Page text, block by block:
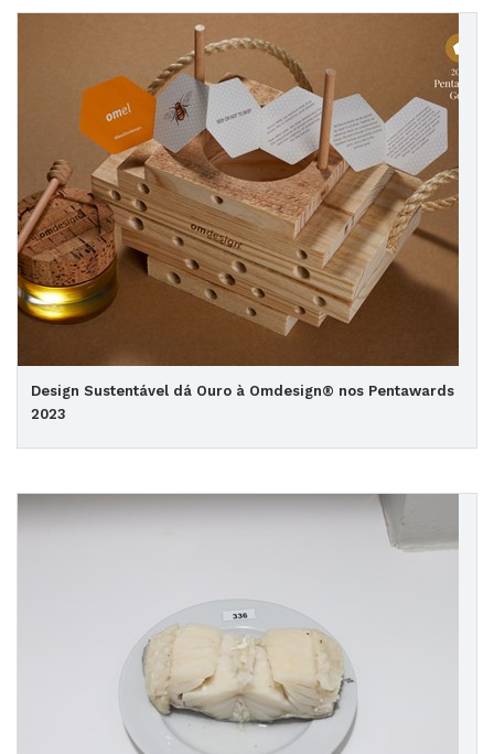
Design Sustentável dá Ouro à Omdesign® nos Pentawards
2023